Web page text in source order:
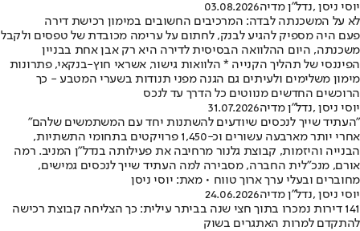
יוסי ניסן ,נדל"ן מדיה03.08.2026
לא על המשכנתה לבדה: המרכיבים החשובים במימון רכישת דירה
פעם היה מספיק להגיע לבנק, לחתום על ערימה מכובדת של טפסים ולקבל
משכנתה, היום ההלוואה הבסיסית לדירה היא רק אבן אחת בבניין
הפיננסי של תהליך הקנייה * הלוואות גישור, אשראי חוץ-בנקאי, פתרונות
מימון משלימים ולעיתים גם הגנה מפני תנודות בשערי המטבע - כך
הרוכשים החדשים מנווטים כל הדרך עד לנכס
יוסי ניסן ,נדל"ן מדיה31.07.2026
"העתיד שייך לנכסים שיודעים להשתנות יחד עם המשתמשים שלהם"
אחרי יותר מארבעה עשורים וכ-1,450 פרויקטים בתחומי התשתיות,
הבנייה והיזמות, קבוצת גלנור מרחיבה את פעילותה בנדל"ן המניב. רמה
אורם, מנכ"לית החברה, מסבירה למה העתיד שייך לנכסים גמישים,
מחוברים ובעלי ערך ארוך טווח • מאת: יוסי ניסן
יוסי ניסן ,נדל"ן מדיה24.06.2026
141 דירות נמכרו בתוך חצי שנה בביתר עילית: כך הצליחה קבוצת רכישה
להתקדם למרות האתגרים בשוק